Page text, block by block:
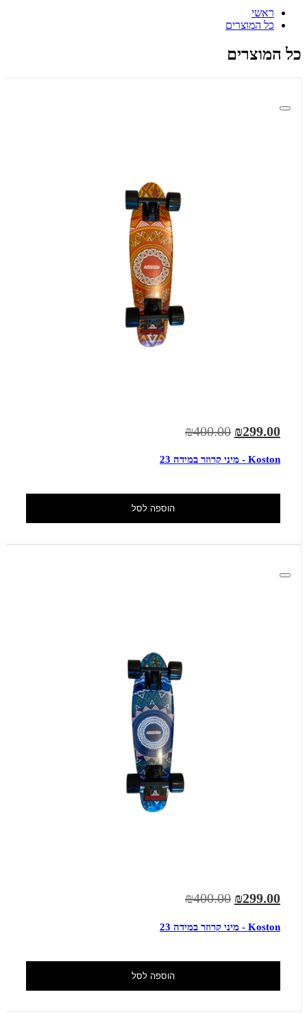
ראשי
כל המוצרים
כל המוצרים
₪299.00
₪400.00
Koston - מיני קרוזר במידה 23
הוספה לסל
₪299.00
₪400.00
Koston - מיני קרוזר במידה 23
הוספה לסל